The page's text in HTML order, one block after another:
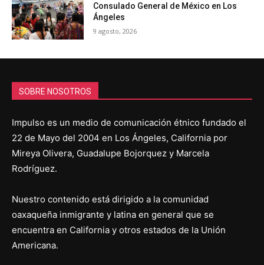
Consulado General de México en Los
Ángeles
9 agosto, 2026
SOBRE NOSOTROS
Impulso es un medio de comunicación étnico fundado el
22 de Mayo del 2004 en Los Ángeles, California por
Mireya Olivera, Guadalupe Bojorquez y Marcela
Rodríguez.
Nuestro contenido está dirigido a la comunidad
oaxaqueña inmigrante y latina en general que se
encuentra en California y otros estados de la Unión
Americana.